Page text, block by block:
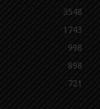
3548
1743
998
898
721